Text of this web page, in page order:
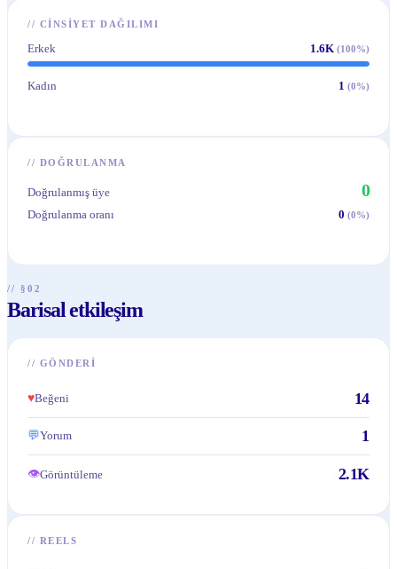
// CINSIYET DAĞILIMI
Erkek 1.6K (100%)
Kadın 1 (0%)
// DOĞRULANMA
Doğrulanmış üye 0
Doğrulanma oranı 0 (0%)
// §02
Barisal etkileşim
// GÖNDERI
♥Beğeni 14
💬Yorum 1
👁Görüntüleme 2.1K
// REELS